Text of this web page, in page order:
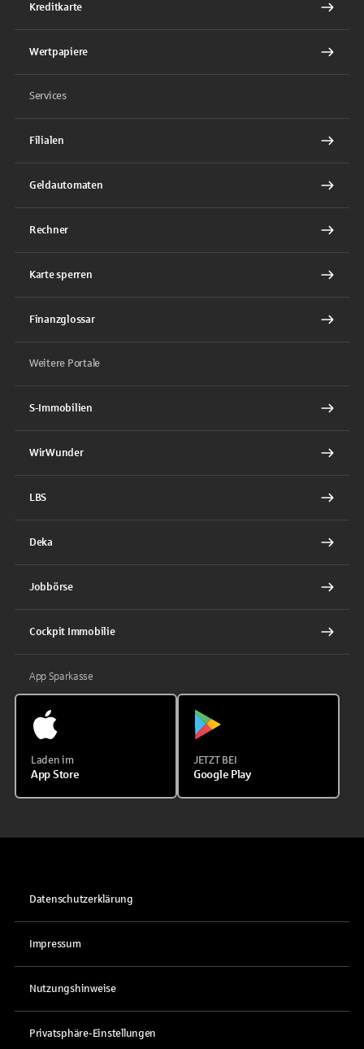
Kreditkarte
Wertpapiere
Services
Filialen
Geldautomaten
Rechner
Karte sperren
Finanzglossar
Weitere Portale
S-Immobilien
WirWunder
LBS
Deka
Jobbörse
Cockpit Immobilie
App Sparkasse
Laden im
App Store
JETZT BEI
Google Play
Datenschutzerklärung
Impressum
Nutzungshinweise
Privatsphäre-Einstellungen